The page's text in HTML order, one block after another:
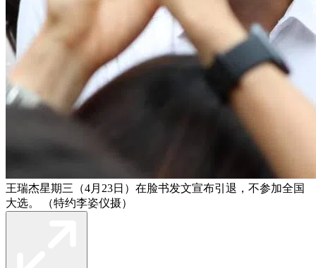
王瑞杰星期三（4月23日）在脸书发文宣布引退，不参加全国
大选。 （特约李姿仪摄）